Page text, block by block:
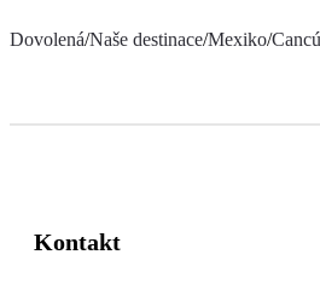
Dovolená/Naše destinace/Mexiko/
Kontakt